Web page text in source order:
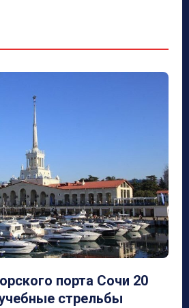
порта Сочи 20
стрельбы